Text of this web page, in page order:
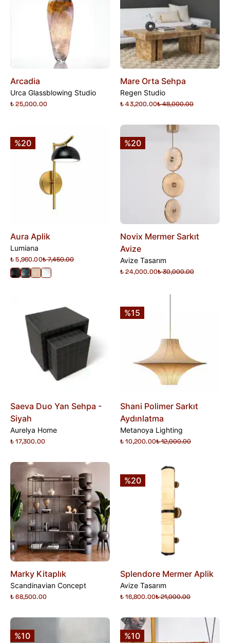
Arcadia
Urca Glassblowing Studio
₺ 25,000.00
Mare Orta Sehpa
Regen Studio
₺ 43,200.00₺ 48,000.00
%20
Aura Aplik
Lumiana
₺ 5,960.00₺ 7,450.00
%20
Novix Mermer Sarkıt
Avize
Avize Tasarım
₺ 24,000.00₺ 30,000.00
Saeva Duo Yan Sehpa -
Siyah
Aurelya Home
₺ 17,300.00
%15
Shani Polimer Sarkıt
Aydınlatma
Metanoya Lighting
₺ 10,200.00₺ 12,000.00
Marky Kitaplık
Scandinavian Concept
₺ 68,500.00
%20
Splendore Mermer Aplik
Avize Tasarım
₺ 16,800.00₺ 21,000.00
%10 %10